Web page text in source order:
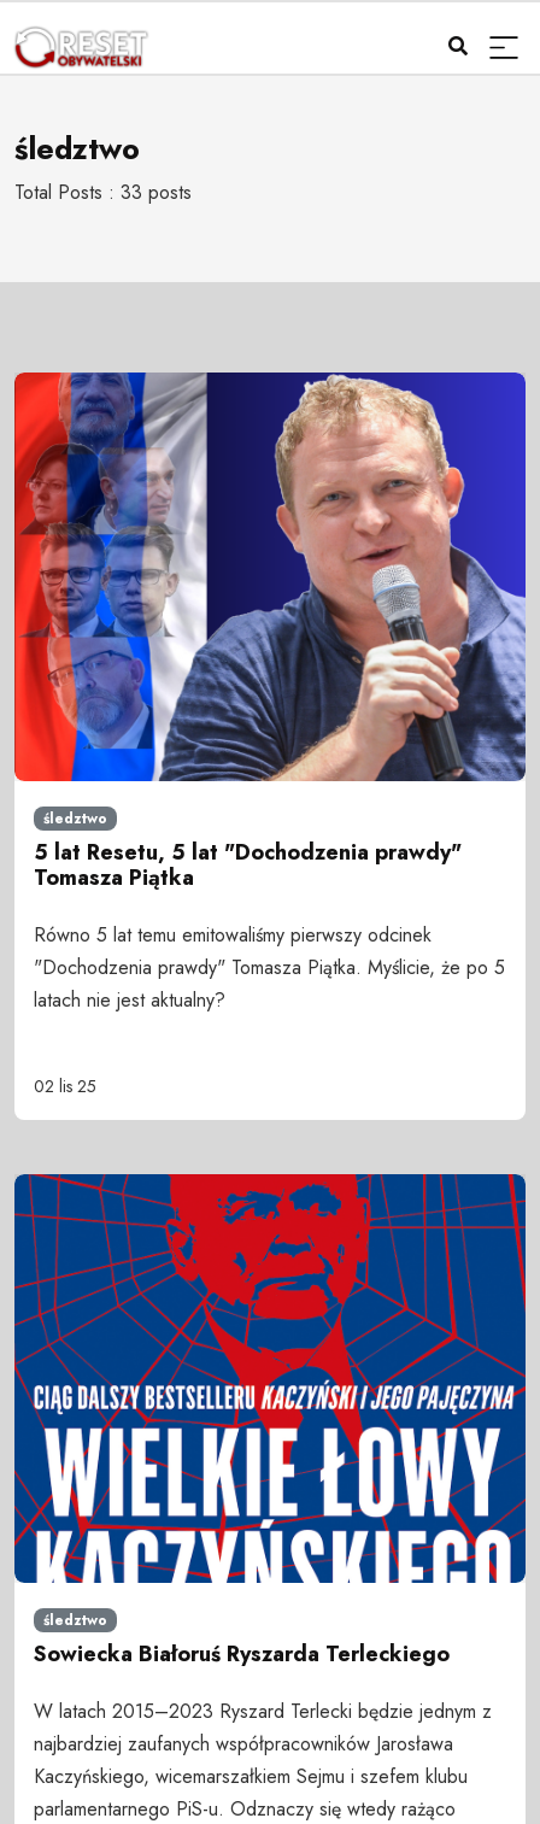
śledztwo
Total Posts : 33 posts
śledztwo
5 lat Resetu, 5 lat "Dochodzenia prawdy"
Tomasza Piątka
Równo 5 lat temu emitowaliśmy pierwszy odcinek
"Dochodzenia prawdy" Tomasza Piątka. Myślicie, że po 5
latach nie jest aktualny?
02 lis 25
śledztwo
Sowiecka Białoruś Ryszarda Terleckiego
W latach 2015–2023 Ryszard Terlecki będzie jednym z
najbardziej zaufanych współpracowników Jarosława
Kaczyńskiego, wicemarszałkiem Sejmu i szefem klubu
parlamentarnego PiS-u. Odznaczy się wtedy rażąco